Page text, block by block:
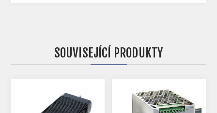
SOUVISEJÍCÍ PRODUKTY